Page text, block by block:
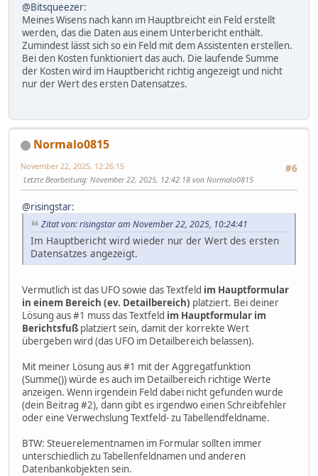
@Bitsqueezer:
Meines Wisens nach kann im Hauptbreicht ein Feld erstellt
werden, das die Daten aus einem Unterbericht enthält.
Zumindest lässt sich so ein Feld mit dem Assistenten erstellen.
Bei den Kosten funktioniert das auch. Die laufende Summe
der Kosten wird im Hauptbericht richtig angezeigt und nicht
nur der Wert des ersten Datensatzes.
Normalo0815
#6
November 22, 2025, 12:26:15
Letzte Bearbeitung: November 22, 2025, 12:42:18 von Normalo0815
@risingstar:
Zitat von: risingstar am November 22, 2025, 10:24:41
Im Hauptbericht wird wieder nur der Wert des ersten
Datensatzes angezeigt.
Vermutlich ist das UFO sowie das Textfeld im Hauptformular
in einem Bereich (ev. Detailbereich) platziert. Bei deiner
Lösung aus #1 muss das Textfeld im Hauptformular im
Berichtsfuß platziert sein, damit der korrekte Wert
übergeben wird (das UFO im Detailbereich belassen).
Mit meiner Lösung aus #1 mit der Aggregatfunktion
(Summe()) würde es auch im Detailbereich richtige Werte
anzeigen. Wenn irgendein Feld dabei nicht gefunden wurde
(dein Beitrag #2), dann gibt es irgendwo einen Schreibfehler
oder eine Verwechslung Textfeld- zu Tabellendfeldname.
BTW: Steuerelementnamen im Formular sollten immer
unterschiedlich zu Tabellenfeldnamen und anderen
Datenbankobjekten sein.